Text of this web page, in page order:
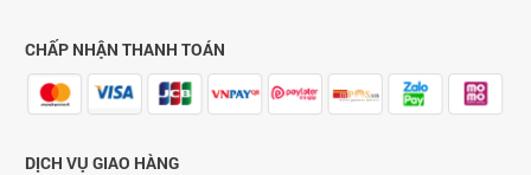
CHẤP NHẬN THANH TOÁN
DỊCH VỤ GIAO HÀNG